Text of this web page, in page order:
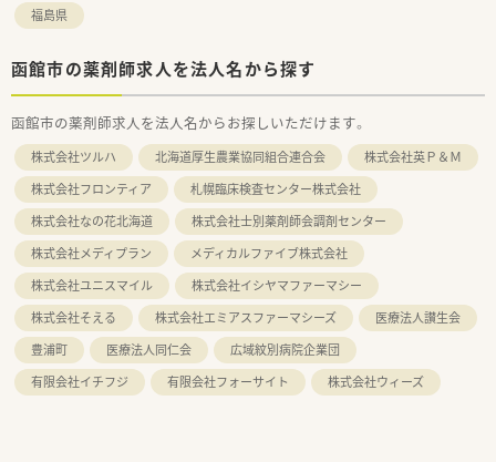
福島県
函館市の薬剤師求人を法人名から探す
函館市の薬剤師求人を法人名からお探しいただけます。
株式会社ツルハ 北海道厚生農業協同組合連合会
株式会社英Ｐ＆Ｍ
株式会社フロンティア
札幌臨床検査センター株式会社
株式会社なの花北海道
株式会社士別薬剤師会調剤センター
株式会社メディプラン
メディカルファイブ株式会社
株式会社ユニスマイル
株式会社イシヤマファーマシー
株式会社そえる
株式会社エミアスファーマシーズ
医療法人讃生会
豊浦町
医療法人同仁会
広域紋別病院企業団
有限会社イチフジ
有限会社フォーサイト 株式会社ウィーズ